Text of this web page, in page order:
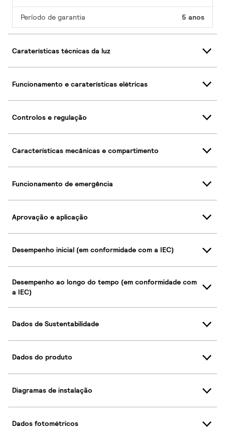
Período de garantia 5 anos
Caraterísticas técnicas da luz
Funcionamento e caraterísticas elétricas
Controlos e regulação
Características mecânicas e compartimento
Funcionamento de emergência
Aprovação e aplicação
Desempenho inicial (em conformidade com a IEC)
Desempenho ao longo do tempo (em conformidade com
a IEC)
Dados de Sustentabilidade
Dados do produto
Diagramas de instalação
Dados fotométricos